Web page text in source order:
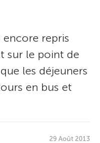
encore repris
sur le point de
les déjeuners
en bus et
29 Août 2013